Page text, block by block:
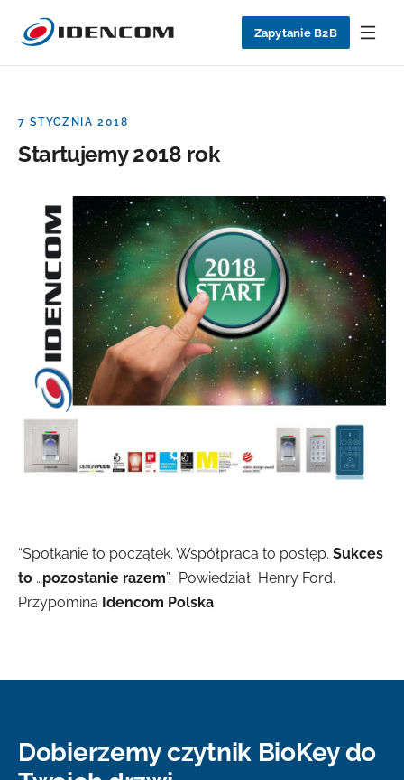
Zapytanie B2B
7 STYCZNIA 2018
Startujemy 2018 rok
“Spotkanie to początek. Współpraca to postęp. Sukces
to …pozostanie razem”. Powiedział Henry Ford.
Przypomina Idencom Polska
Dobierzemy czytnik BioKey do